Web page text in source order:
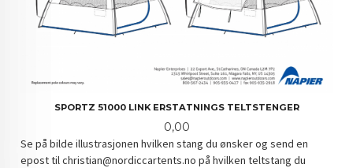
SPORTZ 51000 LINK ERSTATNINGS TELTSTENGER
Pris
0,00
Se på bilde illustrasjonen hvilken stang du ønsker og send en
epost til christian@nordiccartents.no på hvilken teltstang du